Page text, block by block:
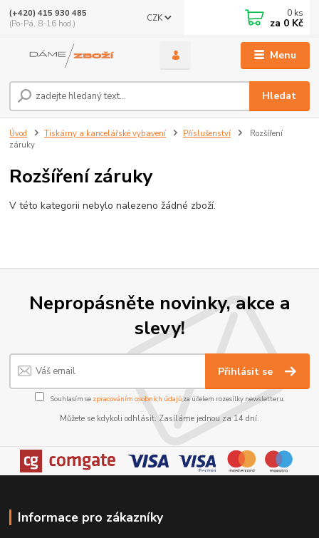
Menu
CZK
Hledat
(+420) 415 930 485
(Po-Pá, 8-16 hod.)
0 ks
za 0 Kč
Úvod Tiskárny a kancelářské vybavení Příslušenství
Rozšíření
záruky
Rozšíření záruky
V této kategorii nebylo nalezeno žádné zboží.
Nepropásněte novinky, akce a
slevy!
Přihlásit se
Souhlasím se zpracováním osobních údajůza účelem rozesílky newsletteru.
Můžete se kdykoli odhlásit. Zasíláme jednou za 14 dní.
Informace pro zákazníky